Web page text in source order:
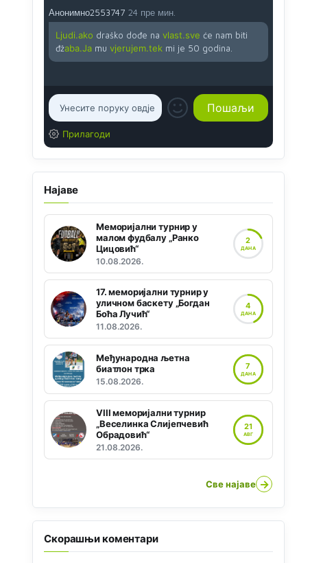
Анонимно2553747 24 пре мин.
Ljudi.ako draško dođe na vlast.sve će nam biti
đžaba.Jamu vjerujem.tek mi je 50 godina.
Прилагоди
Најаве
Меморијални турнир у
малом фудбалу „Ранко
Цицовић“
10.08.2026.
2
ДАНА
17. меморијални турнир у
уличном баскету „Богдан
Боћа Лучић“
11.08.2026.
4
ДАНА
Међународна љетна
биатлон трка
15.08.2026.
7
ДАНА
VIII меморијални турнир
„Веселинка Слијепчевић
Обрадовић“
21.08.2026.
21
АВГ
Све најаве →
Скорашњи коментари